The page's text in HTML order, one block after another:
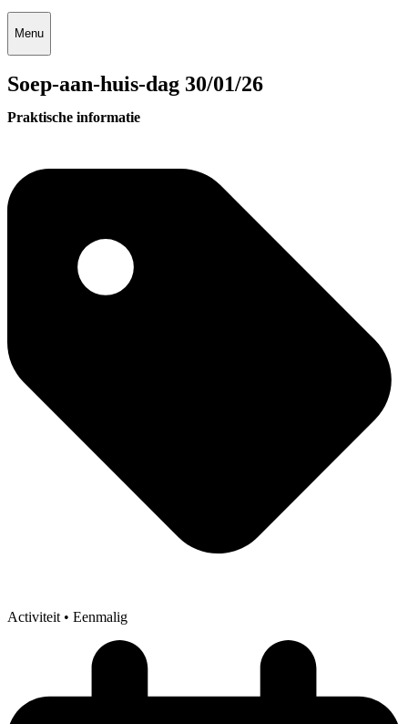
Menu
Soep-aan-huis-dag 30/01/26
Praktische informatie
Activiteit • Eenmalig